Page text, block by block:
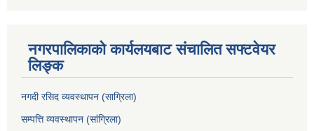
नगरपालिकाको कार्यलयबाट संचालित सफ्टवेयर
लिङ्क
नगदी रसिद व्यवस्थापन (साग्रिला)
सम्पत्ति व्यवस्थापन (सांग्रिला)